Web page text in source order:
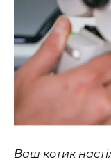
Ваш котик